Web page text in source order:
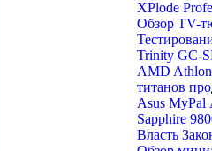
XPlode
Обзор TV-
Trinity GC-
AMD
титанов
Asus MyPal
Sapphire
Власть